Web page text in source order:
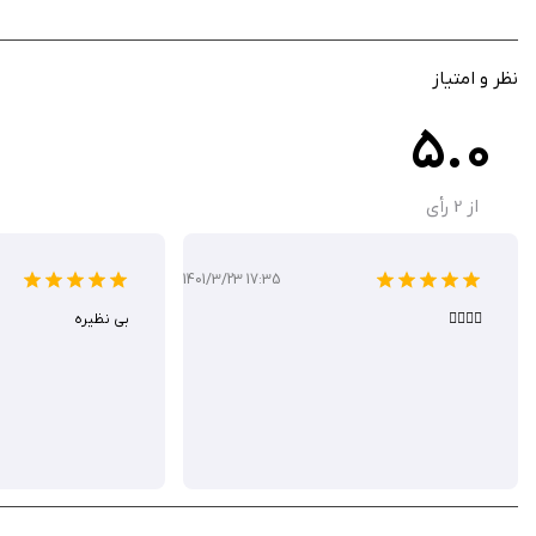
گرافیک رنگارنگ و انیمیشن‌های روان برای immersion
سازگاری با iOS 11 به بالا بدون تبلیغات مزاحم
نظر و امتیاز
5.0
از 2 رأی
1401/3/23 17:35
👌🏻👌🏻 بی نظیره